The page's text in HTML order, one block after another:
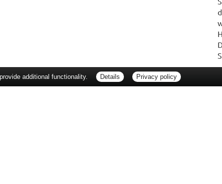
additional functionality. Details Privacy policy